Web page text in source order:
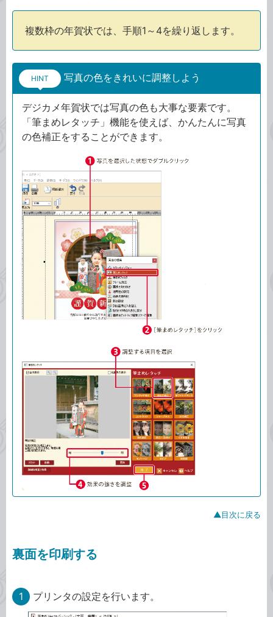
複数枠の年賀状では、手順1～4を繰り返します。
HINT 写真の色をきれいに調整しよう
デジカメ年賀状では写真の色も大事な要素です。
「筆まめレタッチ」機能を使えば、かんたんに写真
の色補正をすることができます。
▲目次に戻る
裏面を印刷する
1 プリンタの設定を行います。